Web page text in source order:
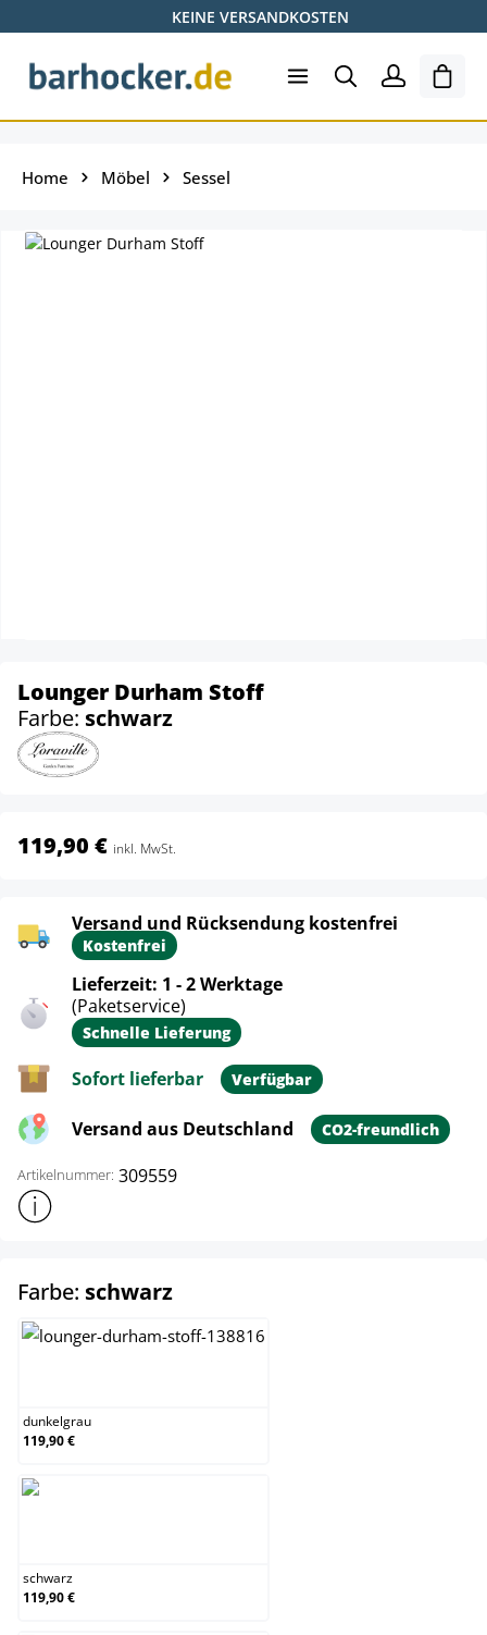
Zum Hauptinhalt springenKEINE VERSANDKOSTEN
Home Möbel Sessel
Lounger Durham Stoff
Farbe: schwarz
119,90 € inkl. MwSt.
Versand und Rücksendung kostenfrei
Kostenfrei
Lieferzeit: 1 - 2 Werktage
(Paketservice)
Schnelle Lieferung
Sofort lieferbar Verfügbar
Versand aus Deutschland CO2-freundlich
Artikelnummer: 309559
Weitere Produktinformationen anzeigen
Farbe: schwarzauswählen
dunkelgrau
119,90 €
schwarz
119,90 €